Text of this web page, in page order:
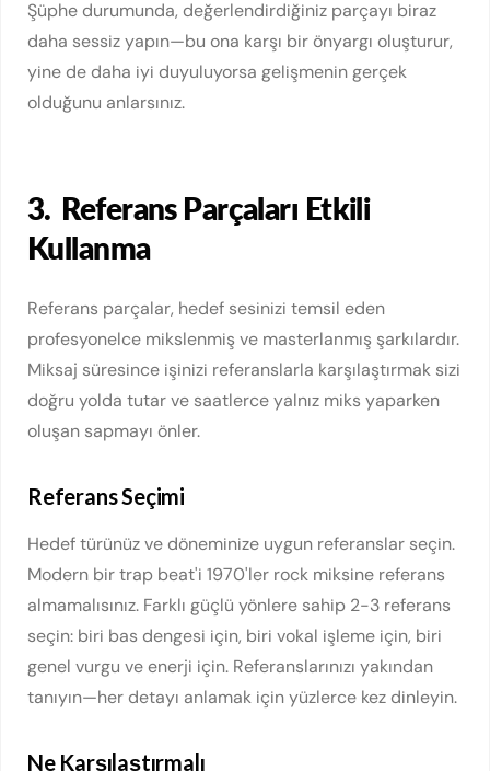
Şüphe durumunda, değerlendirdiğiniz parçayı biraz
daha sessiz yapın—bu ona karşı bir önyargı oluşturur,
yine de daha iyi duyuluyorsa gelişmenin gerçek
olduğunu anlarsınız.
3. Referans Parçaları Etkili
Kullanma
Referans parçalar, hedef sesinizi temsil eden
profesyonelce mikslenmiş ve masterlanmış şarkılardır.
Miksaj süresince işinizi referanslarla karşılaştırmak sizi
doğru yolda tutar ve saatlerce yalnız miks yaparken
oluşan sapmayı önler.
Referans Seçimi
Hedef türünüz ve döneminize uygun referanslar seçin.
Modern bir trap beat'i 1970'ler rock miksine referans
almamalısınız. Farklı güçlü yönlere sahip 2-3 referans
seçin: biri bas dengesi için, biri vokal işleme için, biri
genel vurgu ve enerji için. Referanslarınızı yakından
tanıyın—her detayı anlamak için yüzlerce kez dinleyin.
Ne Karşılaştırmalı